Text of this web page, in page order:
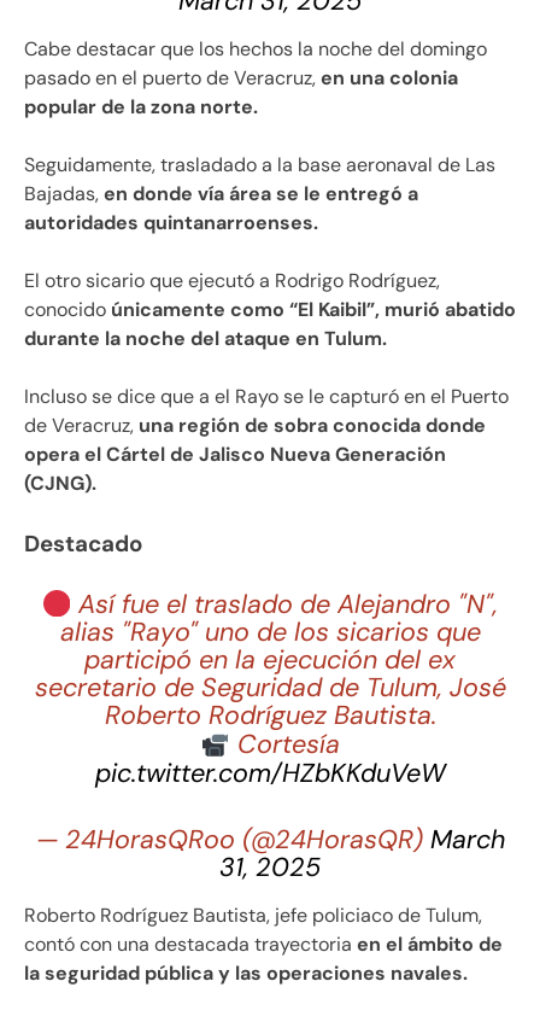
Cabe destacar que los hechos la noche del domingo
pasado en el puerto de Veracruz,en una colonia
popular de la zona norte.
Seguidamente, trasladado a la base aeronaval de Las
Bajadas,en donde vía área se le entregó a
autoridades quintanarroenses.
El otro sicario que ejecutó a Rodrigo Rodríguez,
conocido únicamente como “El Kaibil”, murió abatido
durante la noche del ataque en Tulum.
Incluso se dice que a el Rayo se le capturó en el Puerto
de Veracruz, una región de sobra conocida donde
opera el Cártel de Jalisco Nueva Generación
(CJNG).
Destacado
Así fue el traslado de Alejandro "N",
alias "Rayo" uno de los sicarios que
participó en la ejecución del ex
secretario de Seguridad de Tulum, José
Roberto Rodríguez Bautista.
Cortesía
pic.twitter.com/HZbKKduVeW
— 24HorasQRoo (@24HorasQR) March
31, 2025
Roberto Rodríguez Bautista, jefe policiaco de Tulum,
contó con una destacada trayectoria en el ámbito de
la seguridad pública y las operaciones navales.